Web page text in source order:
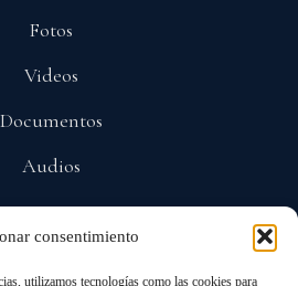
consentimiento
utilizamos tecnologías como las cookies para
Fotos
Videos
Documentos
Audios